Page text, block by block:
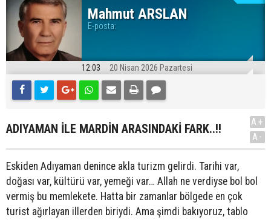
Mahmut ARSLAN
E-posta:
12:03 20 Nisan 2026 Pazartesi
ADIYAMAN İLE MARDİN ARASINDAKİ FARK..!!
A+
A-
Eskiden Adıyaman denince akla turizm gelirdi. Tarihi var,
doğası var, kültürü var, yemeği var… Allah ne verdiyse bol bol
vermiş bu memlekete. Hatta bir zamanlar bölgede en çok
turist ağırlayan illerden biriydi. Ama şimdi bakıyoruz, tablo